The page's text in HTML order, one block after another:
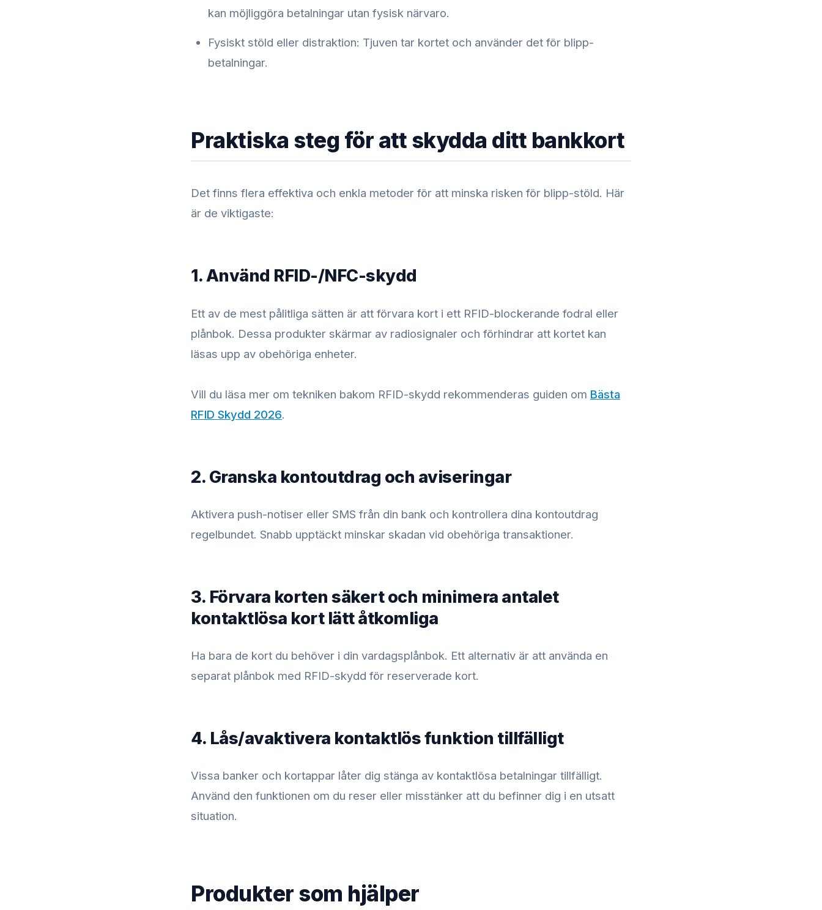
kan möjliggöra betalningar utan fysisk närvaro.
Fysiskt stöld eller distraktion: Tjuven tar kortet och använder det för blipp-
betalningar.
Praktiska steg för att skydda ditt bankkort
Det finns flera effektiva och enkla metoder för att minska risken för blipp-stöld. Här
är de viktigaste:
1. Använd RFID-/NFC-skydd
Ett av de mest pålitliga sätten är att förvara kort i ett RFID-blockerande fodral eller
plånbok. Dessa produkter skärmar av radiosignaler och förhindrar att kortet kan
läsas upp av obehöriga enheter.
Vill du läsa mer om tekniken bakom RFID-skydd rekommenderas guiden om Bästa
RFID Skydd 2026.
2. Granska kontoutdrag och aviseringar
Aktivera push-notiser eller SMS från din bank och kontrollera dina kontoutdrag
regelbundet. Snabb upptäckt minskar skadan vid obehöriga transaktioner.
3. Förvara korten säkert och minimera antalet
kontaktlösa kort lätt åtkomliga
Ha bara de kort du behöver i din vardagsplånbok. Ett alternativ är att använda en
separat plånbok med RFID-skydd för reserverade kort.
4. Lås/avaktivera kontaktlös funktion tillfälligt
Vissa banker och kortappar låter dig stänga av kontaktlösa betalningar tillfälligt.
Använd den funktionen om du reser eller misstänker att du befinner dig i en utsatt
situation.
Produkter som hjälper